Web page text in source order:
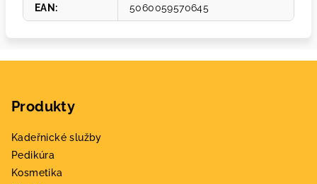
EAN : 5060059570645
Produkty
Kadeřnické služby
Pedikúra
Kosmetika